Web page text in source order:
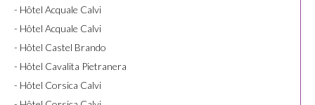
- Hôtel Acquale Calvi
- Hôtel Acquale Calvi
- Hôtel Castel Brando
- Hôtel Cavalita Pietranera
- Hôtel Corsica Calvi